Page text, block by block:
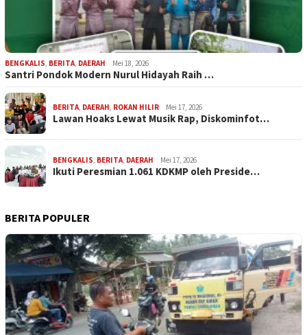
BENGKALIS, BERITA, DAERAH Mei 18, 2026
Santri Pondok Modern Nurul Hidayah Raih …
BERITA, DAERAH, ROKAN HILIR Mei 17, 2026
Lawan Hoaks Lewat Musik Rap, Diskominfot…
BENGKALIS, BERITA, DAERAH Mei 17, 2026
Ikuti Peresmian 1.061 KDKMP oleh Preside…
BERITA POPULER